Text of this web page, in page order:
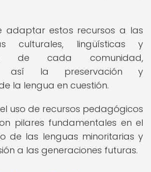
adaptar estos recursos a las
culturales, lingüísticas y
de cada comunidad,
así la preservación y
la lengua en cuestión.
uso de recursos pedagógicos
pilares fundamentales en el
de las lenguas minoritarias y
a las generaciones futuras.